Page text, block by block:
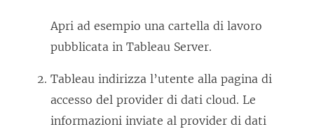
Apri ad esempio una cartella di lavoro
pubblicata in Tableau Server.
Tableau indirizza l’utente alla pagina di
accesso del provider di dati cloud. Le
informazioni inviate al provider di dati